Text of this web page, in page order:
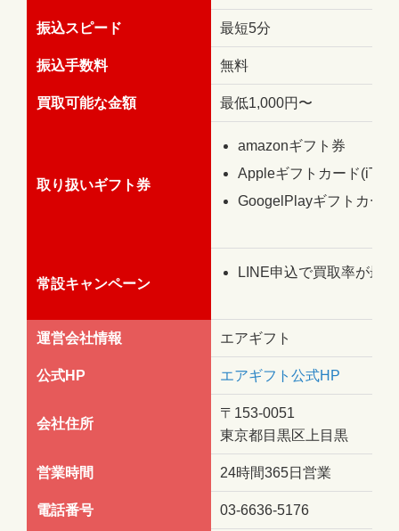
振込スピード 最短5分
振込手数料 無料
買取可能な金額 最低1,000円〜
取り扱いギフト券
amazonギフト券
Appleギフトカード
GoogelPlayギフトカード
常設キャンペーン
LINE申込で買取率が最
運営会社情報 エアギフト
公式HP エアギフト公式HP
会社住所
〒153-0051
東京都目黒区上目黒
営業時間 24時間365日営業
電話番号 03-6636-5176